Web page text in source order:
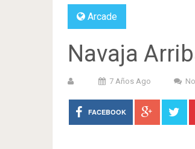
Arcade
Navaja
7 Años Ago
FACEBOOK